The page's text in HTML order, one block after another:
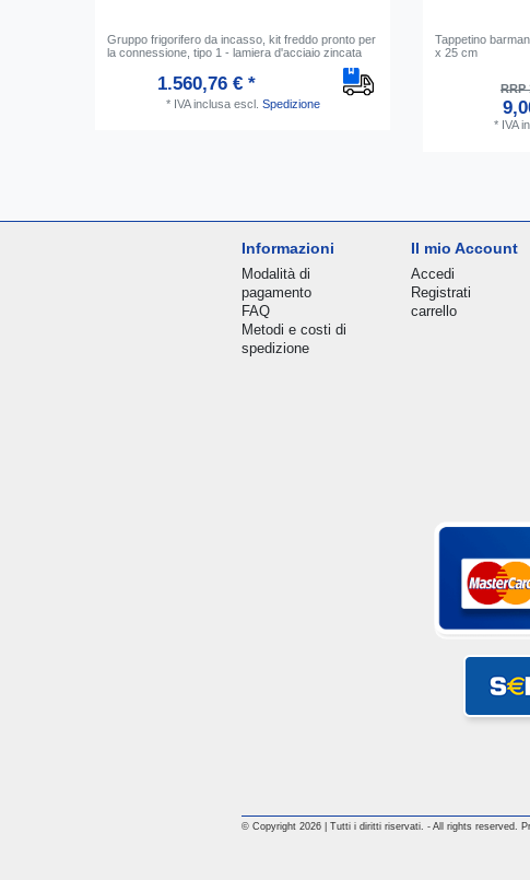
Gruppo frigorifero da incasso, kit freddo pronto per
la connessione, tipo 1 - lamiera d'acciaio zincata
1.560,76 € *
* IVA inclusaescl. Spedizione
Tappetino
x 25 cm
RRP
* IVA
Informazioni
Modalità di
pagamento
FAQ
Metodi e costi di
spedizione
Il mio Account
Accedi
Registrati
carrello
© Copyright 2026 | Tutti i diritti riservati. - All rights reserved.